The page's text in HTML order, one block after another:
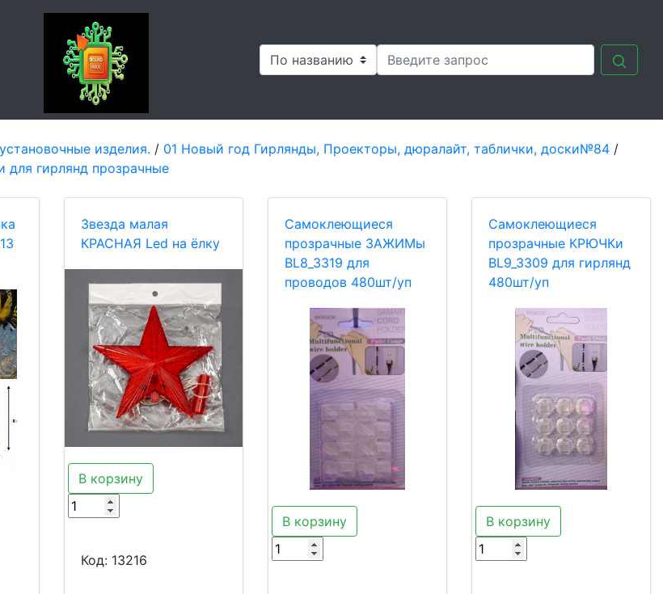
изделия. / 01 Новый год Гирлянды, Проекторы, дюралайт, таблички, доски№84 /
гирлянд прозрачные
Звезда малая
КРАСНАЯ Led на ёлку
В корзину
Код: 13216
Самоклеющиеся
прозрачные ЗАЖИМы
BL8_3319 для
проводов 480шт/уп
В корзину
Самоклеющиеся
прозрачные КРЮЧКи
BL9_3309 для гирлянд
480шт/уп
В корзину